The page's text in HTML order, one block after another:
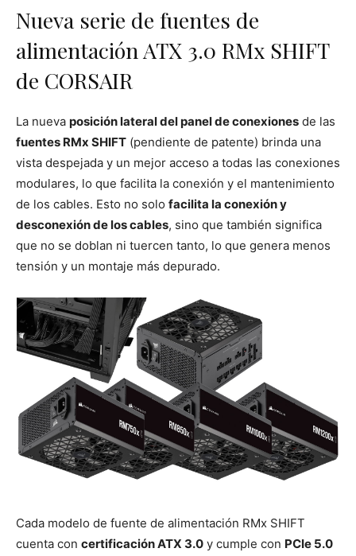
Nueva serie de fuentes de
alimentación ATX 3.0 RMx SHIFT
de CORSAIR
La nueva posición lateral del panel de conexiones de las
fuentes RMx SHIFT (pendiente de patente) brinda una
vista despejada y un mejor acceso a todas las conexiones
modulares, lo que facilita la conexión y el mantenimiento
de los cables. Esto no solo facilita la conexión y
desconexión de los cables, sino que también significa
que no se doblan ni tuercen tanto, lo que genera menos
tensión y un montaje más depurado.
Cada modelo de fuente de alimentación RMx SHIFT
cuenta con certificación ATX 3.0 y cumple con PCIe 5.0